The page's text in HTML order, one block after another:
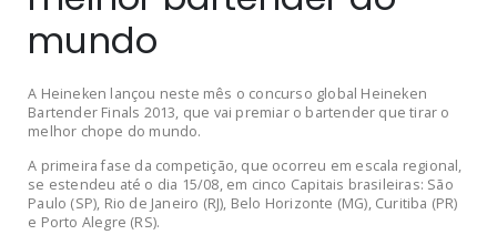
mundo
A Heineken lançou neste mês o concurso global Heineken
Bartender Finals 2013, que vai premiar o bartender que tirar o
melhor chope do mundo.
A primeira fase da competição, que ocorreu em escala regional,
se estendeu até o dia 15/08, em cinco Capitais brasileiras: São
Paulo (SP), Rio de Janeiro (RJ), Belo Horizonte (MG), Curitiba (PR)
e Porto Alegre (RS).